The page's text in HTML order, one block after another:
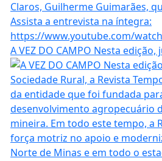
A VEZ DO CAMPO Nesta